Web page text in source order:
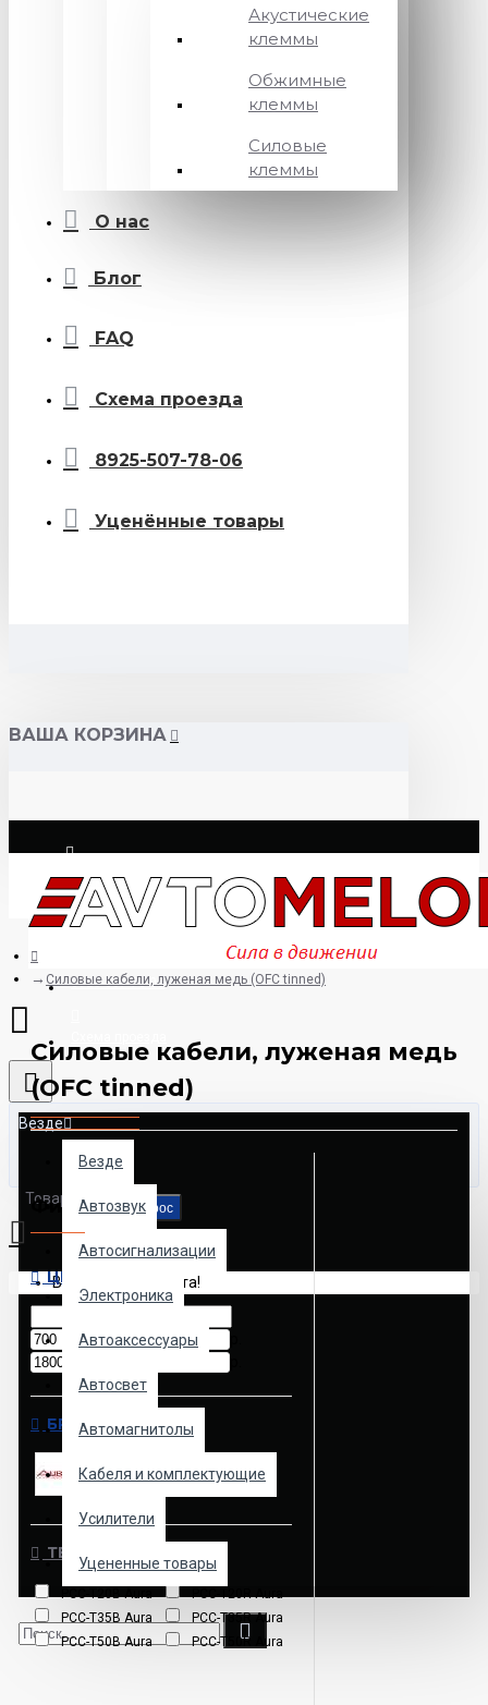
Акустические
клеммы
Обжимные
клеммы
Силовые
клеммы
О нас
Блог
FAQ
Схема проезда
8925-507-78-06
Уценённые товары
ВАША КОРЗИНА
Логин
Регистрация
8925-507-78-06
Везде
Везде
Автозвук
Автосигнализации
Электроника
Автоаксессуары
Автосвет
Автомагнитолы
Кабеля и комплектующие
Усилители
Уцененные товары
Товаров: 0 (0.00р.)
Ваша корзина пуста!
Силовые кабели, луженая медь (OFC tinned)
Силовые кабели, луженая медь
(OFC tinned)
Фильтр Сброс
ЦЕНА
БРЕНД
ТЕГИ
PCC-T20B Aura
PCC-T20R Aura
PCC-T35B Aura
PCC-T35R Aura
PCC-T50B Aura
PCC-T50R Aura